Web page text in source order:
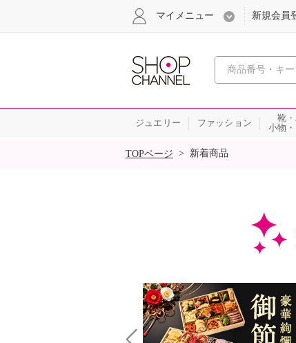
心おど
マイメニュー 新規会員
ジュエリー ファッション
靴
小物
SALE
TOPページ > 新着商品